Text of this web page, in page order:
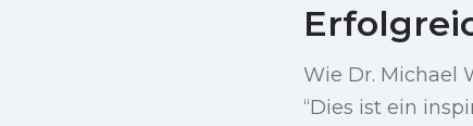
Wie Dr. Michael
“Dies ist ein